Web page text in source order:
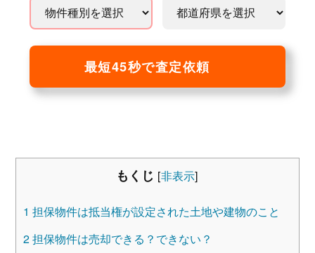
最短45秒で査定依頼
もくじ [非表示]
1 担保物件は抵当権が設定された土地や建物のこと
2担保物件は売却できる？できない？